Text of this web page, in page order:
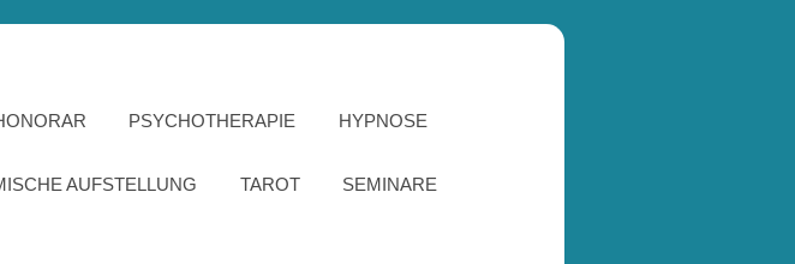
PSYCHOTHERAPIE HYPNOSE
AUFSTELLUNG TAROT SEMINARE